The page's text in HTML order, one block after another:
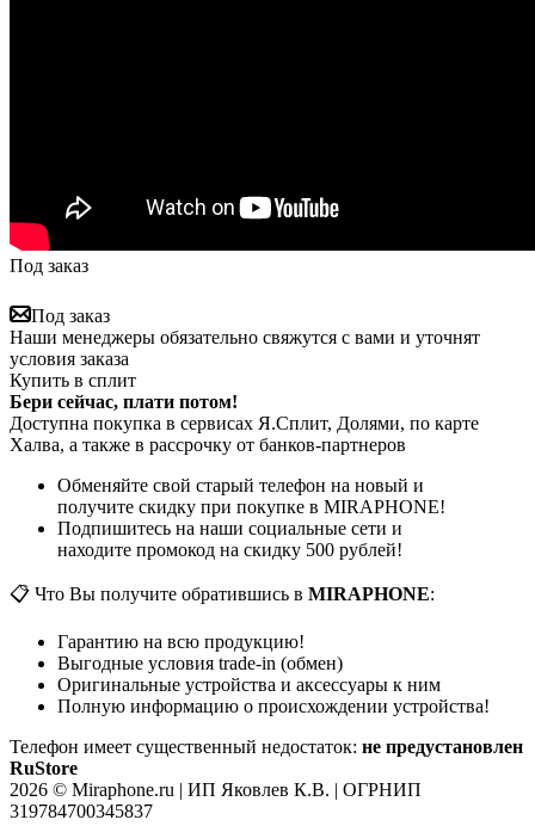
Под заказ
Под заказ
Наши менеджеры обязательно свяжутся с вами и уточнят
условия заказа
Купить в сплит
Бери сейчас, плати потом!
Доступна покупка в сервисах Я.Сплит, Долями, по карте
Халва, а также в рассрочку от банков-партнеров
Обменяйте свой старый телефон на новый и
получите скидку при покупке в MIRAPHONE!
Подпишитесь на наши социальные сети и
находите промокод на скидку 500 рублей!
📋 Что Вы получите обратившись в MIRAPHONE:
Гарантию на всю продукцию!
Выгодные условия trade-in (обмен)
Оригинальные устройства и аксессуары к ним
Полную информацию о происхождении устройства!
Телефон имеет существенный недостаток: не предустановлен
RuStore
2026 © Miraphone.ru | ИП Яковлев К.В. | ОГРНИП
319784700345837